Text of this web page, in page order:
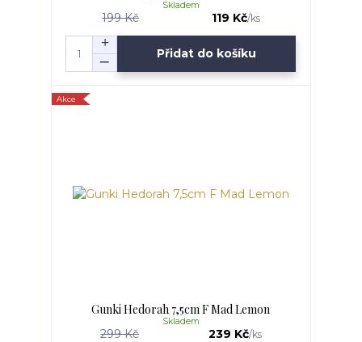
199 Kč 119 Kč/ks
Skladem
Přidat do košíku
Akce
Gunki Hedorah 7,5cm F Mad Lemon
299 Kč 239 Kč/ks
Skladem